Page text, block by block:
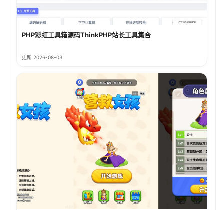
PHP彩虹工具箱源码ThinkPHP站长工具集合
更新 2026-08-03